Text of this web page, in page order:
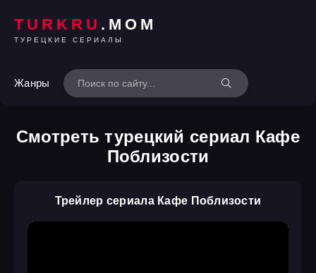
TURKRU .MOM
ТУРЕЦКИЕ СЕРИАЛЫ
Жанры
Смотреть турецкий сериал Кафе
Поблизости
Трейлер сериала Кафе Поблизости